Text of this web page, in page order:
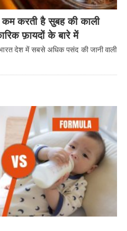
कम करती है सुबह की काली
फ़ायदों के बारे में
देश में सबसे अधिक पसंद की जानी वाली